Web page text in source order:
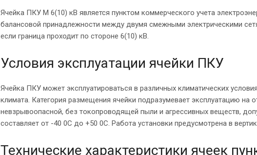
Ячейка ПКУ М 6(10) кВ является пунктом коммерческого учета
балансовой принадлежности между двумя смежными электрическими
если граница проходит по стороне 6(10) кВ.
Условия эксплуатации ячейки ПКУ
Ячейка ПКУ может эксплуатироваться в различных климатических
климата. Категория размещения ячейки подразумевает эксплуатацию
невзрывоопасной, без токопроводящей пыли и агрессивных веществ,
составляет от -40 0С до +50 0С. Работа установки предусмотрена в
Технические характеристики ячеек